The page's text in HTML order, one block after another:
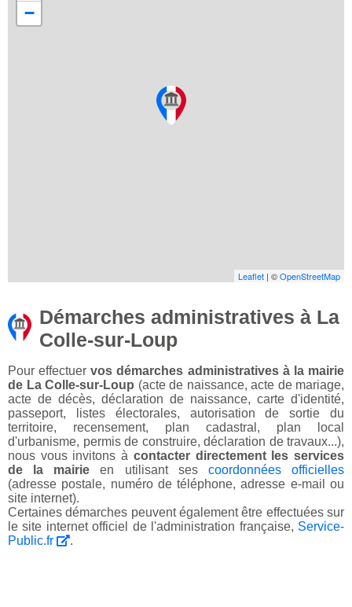
−
Leaflet | ©OpenStreetMap
Démarches administratives à La
Colle-sur-Loup
Pour effectuervos démarches administratives à la mairie
de La Colle-sur-Loup (acte de naissance, acte de mariage,
acte de décès, déclaration de naissance, carte d'identité,
passeport, listes électorales, autorisation de sortie du
territoire, recensement, plan cadastral, plan local
d'urbanisme, permis de construire, déclaration de travaux...),
nous vous invitons à contacter directement les services
de la mairie en utilisant ses coordonnées officielles
(adresse postale, numéro de téléphone, adresse e-mail ou
site internet).
Certaines démarches peuvent également être effectuées sur
le site internet officiel de l'administration française, Service-
Public.fr
.